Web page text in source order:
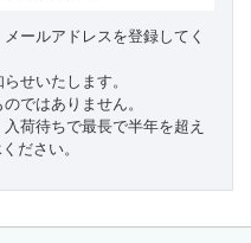
ールアドレスを登録してく
せいたします。
ではありません。
荷待ちで最長で半年を超え
ださい。